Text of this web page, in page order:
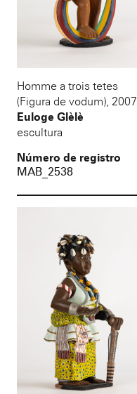
Homme a trois tetes
(Figura de vodum), 2007
Euloge Glèlè
escultura
Número de registro
MAB_2538